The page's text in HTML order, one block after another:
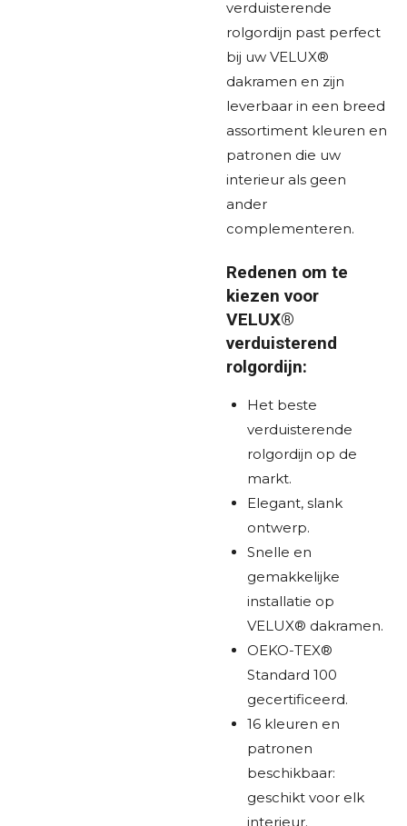
verduisterende
rolgordijn past perfect
bij uw VELUX®
dakramen en zijn
leverbaar in een breed
assortiment kleuren en
patronen die uw
interieur als geen
ander
complementeren.
Redenen om te
kiezen voor
VELUX®
verduisterend
rolgordijn:
Het beste
verduisterende
rolgordijn op de
markt.
Elegant, slank
ontwerp.
Snelle en
gemakkelijke
installatie op
VELUX® dakramen.
OEKO-TEX®
Standard 100
gecertificeerd.
16 kleuren en
patronen
beschikbaar:
geschikt voor elk
interieur.